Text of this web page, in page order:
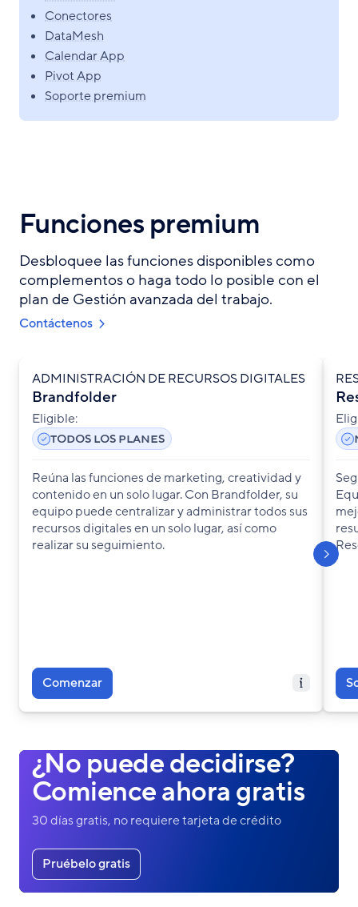
Conectores
DataMesh
Calendar App
Pivot App
Soporte premium
Funciones premium
Desbloquee las funciones disponibles como
complementos o haga todo lo posible con el
plan de Gestión avanzada del trabajo.
Contáctenos
ADMINISTRACIÓN DE RECURSOS DIGITALES
Brandfolder
Eligible:
TODOS LOS PLANES
Reúna las funciones de marketing, creatividad y
contenido en un solo lugar. Con Brandfolder, su
equipo puede centralizar y administrar todos sus
recursos digitales en un solo lugar, así como
realizar su seguimiento.
Comenzar
S
h
o
w
n
e
x
s
l
i
d
¿No puede decidirse?
Comience ahora gratis
30 días gratis, no requiere tarjeta de crédito
Pruébelo gratis